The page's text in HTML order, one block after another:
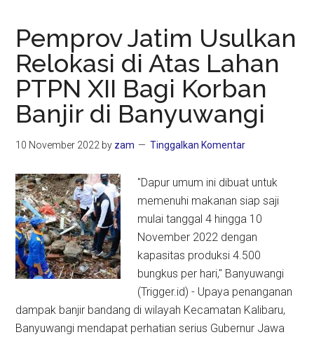
Pemprov Jatim Usulkan
Relokasi di Atas Lahan
PTPN XII Bagi Korban
Banjir di Banyuwangi
10 November 2022 by zam Tinggalkan Komentar
"Dapur umum ini dibuat untuk
memenuhi makanan siap saji
mulai tanggal 4 hingga 10
November 2022 dengan
kapasitas produksi 4.500
bungkus per hari," Banyuwangi
(Trigger.id) - Upaya penanganan
dampak banjir bandang di wilayah Kecamatan Kalibaru,
Banyuwangi mendapat perhatian serius Gubernur Jawa